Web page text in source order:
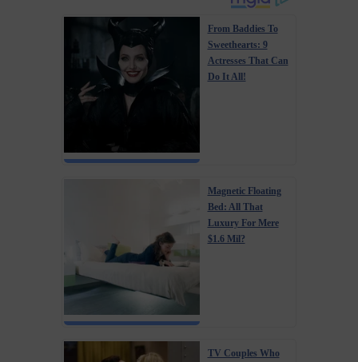
From Baddies To
Sweethearts: 9
Actresses That Can
Do It All!
Magnetic Floating
Bed: All That
Luxury For Mere
$1.6 Mil?
TV Couples Who